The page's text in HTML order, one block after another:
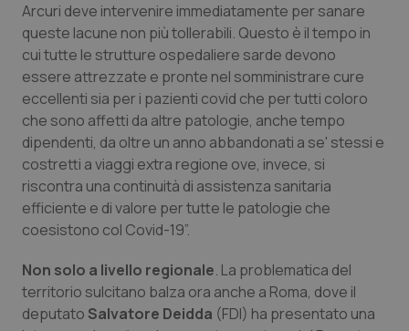
Quotidiano Pediatria
Rene & patologie urogenitali
Salute orale & impianti
Sangue & coagulazione
Tiroide
Tumore al seno
Tumore ovarico
Arcuri deve intervenire immediatamente per sanare
queste lacune non più tollerabili. Questo è il tempo in
cui tutte le strutture ospedaliere sarde devono
essere attrezzate e pronte nel somministrare cure
eccellenti sia per i pazienti covid che per tutti coloro
che sono affetti da altre patologie, anche tempo
dipendenti, da oltre un anno abbandonati a se' stessi e
costretti a viaggi extra regione ove, invece, si
riscontra una continuità di assistenza sanitaria
efficiente e di valore per tutte le patologie che
coesistono col Covid-19”.
Non solo a livello regionale. La problematica del
territorio sulcitano balza ora anche a Roma, dove il
deputato Salvatore Deidda (FDI) ha presentato una